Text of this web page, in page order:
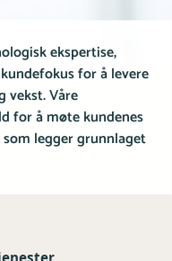
ekspertise,
for å levere
vekst. Våre
for å møte kundenes
legger grunnlaget